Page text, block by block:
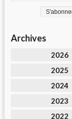
Archives
2026
2025
2024
2023
2022